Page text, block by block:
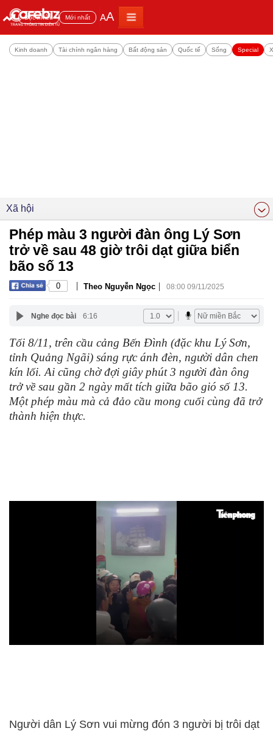
Đọc nhiều Mới nhất AA
Kinh doanh Tài chính ngân hàng Bất động sản Quốc tế Sống Special
Xã hội
Phép màu 3 người đàn ông Lý Sơn
trở về sau 48 giờ trôi dạt giữa biển
bão số 13
0 | Theo Nguyễn Ngọc | 08:00 09/11/2025
Nghe đọc bài 6:16
Tối 8/11, trên cầu cảng Bến Đình (đặc khu Lý Sơn,
tỉnh Quảng Ngãi) sáng rực ánh đèn, người dân chen
kín lối. Ai cũng chờ đợi giây phút 3 người đàn ông
trở về sau gần 2 ngày mất tích giữa bão gió số 13.
Một phép màu mà cả đảo cầu mong cuối cùng đã trở
thành hiện thực.
Người dân Lý Sơn vui mừng đón 3 người bị trôi dạt